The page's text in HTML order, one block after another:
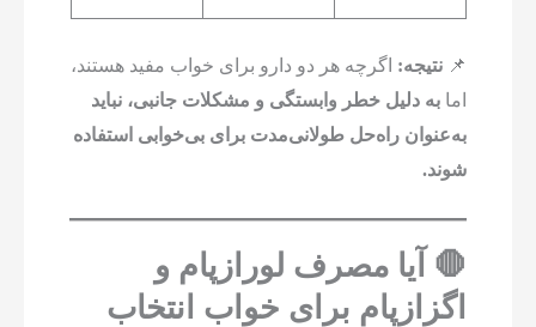
📌نتیجه: اگرچه هر دو دارو برای خواب مفید هستند،
امابه دلیل خطر وابستگی و مشکلات جانبی، نباید
به‌عنوان راه‌حل طولانی‌مدت برای بی‌خوابی استفاده
شوند.
🛑 آیا مصرف لورازپام و
اگزازپام برای خواب انتخاب